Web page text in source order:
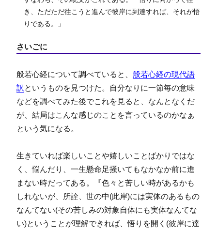
き、ただただ往こうと進んで彼岸に到達すれば、それが悟
りである。」
さいごに
般若心経について調べていると、般若心経の現代語
訳 というものを見つけた。自分なりに一節毎の意味
などを調べてみた後でこれを見ると、なんとなくだ
が、結局はこんな感じのことを言っているのかなぁ
という気になる。
生きていれば楽しいことや嬉しいことばかりではな
く、悩んだり、一生懸命足掻いてもなかなか前に進
まない時だってある。『色々と苦しい時があるかも
しれないが、所詮、世の中(此岸)には実体のあるもの
なんてない(その苦しみの対象自体にも実体なんてな
い)ということが理解できれば、悟りを開く(彼岸に達